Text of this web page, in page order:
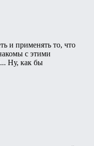
и применять то, что
с этими
Ну, как бы